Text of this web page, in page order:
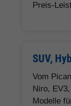
Preis-
SUV,
Vom
Niro,
Modelle